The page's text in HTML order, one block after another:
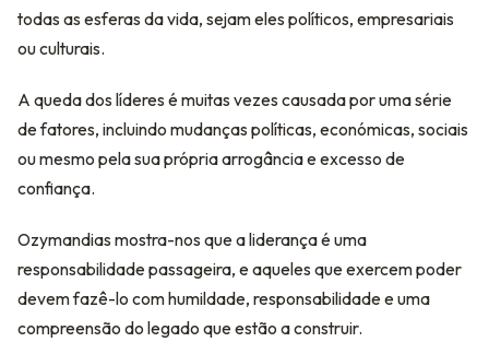
todas as esferas da vida, sejam eles políticos, empresariais
ou culturais.
A queda dos líderes é muitas vezes causada por uma série
de fatores, incluindo mudanças políticas, económicas, sociais
ou mesmo pela sua própria arrogância e excesso de
confiança.
Ozymandias mostra-nos que a liderança é uma
responsabilidade passageira, e aqueles que exercem poder
devem fazê-lo com humildade, responsabilidade e uma
compreensão do legado que estão a construir.